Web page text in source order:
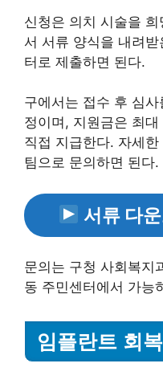
신청은 의치 시술을
서 서류 양식을 내려
터로 제출하면 된다.
구에서는 접수 후 심
정이며, 지원금은 최
직접 지급한다. 자세
팀으로 문의하면 된다.
서류 다
문의는 구청 사회복
동 주민센터에서 가능
임플란트 회